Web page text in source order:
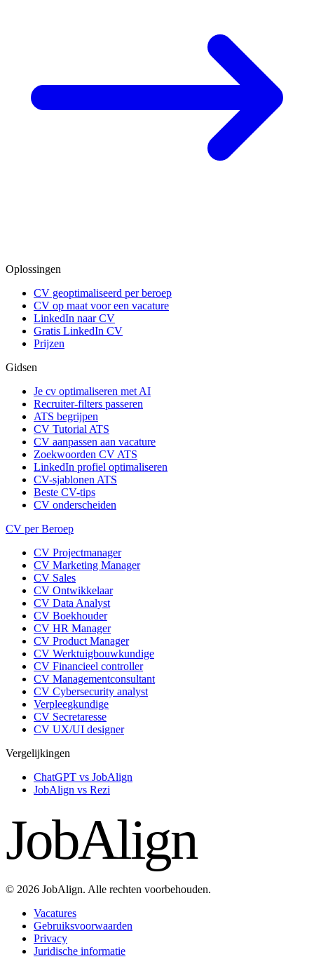
Oplossingen
CV geoptimaliseerd per beroep
CV op maat voor een vacature
LinkedIn naar CV
Gratis LinkedIn CV
Prijzen
Gidsen
Je cv optimaliseren met AI
Recruiter-filters passeren
ATS begrijpen
CV Tutorial ATS
CV aanpassen aan vacature
Zoekwoorden CV ATS
LinkedIn profiel optimaliseren
CV-sjablonen ATS
Beste CV-tips
CV onderscheiden
CV per Beroep
CV Projectmanager
CV Marketing Manager
CV Sales
CV Ontwikkelaar
CV Data Analyst
CV Boekhouder
CV HR Manager
CV Product Manager
CV Werktuigbouwkundige
CV Financieel controller
CV Managementconsultant
CV Cybersecurity analyst
Verpleegkundige
CV Secretaresse
CV UX/UI designer
Vergelijkingen
ChatGPT vs JobAlign
JobAlign vs Rezi
JobAlign
© 2026 JobAlign. Alle rechten voorbehouden.
Vacatures
Gebruiksvoorwaarden
Privacy
Juridische informatie